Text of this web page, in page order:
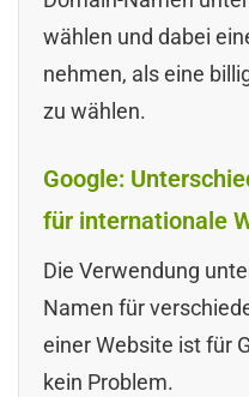
wählen und dabei
nehmen, als eine
zu wählen.
Google:
für internationale
Die Verwendung
Namen für
einer Website ist für
kein Problem.